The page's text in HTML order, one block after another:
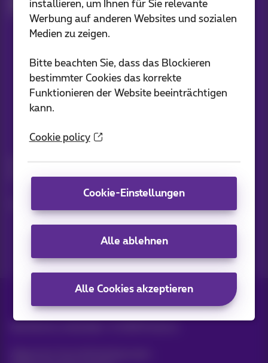
installieren, um Ihnen für Sie relevante
Werbung auf anderen Websites und sozialen
Medien zu zeigen.
Bitte beachten Sie, dass das Blockieren
bestimmter Cookies das korrekte
Funktionieren der Website beeinträchtigen
kann.
Cookie policy
Cookie-Einstellungen
Alle ablehnen
Alle Cookies akzeptieren
Die Zukunft kommt in Ihre Stadt
Unsere Anwendungen
Bleiben Sie informiert
Nachrichten, Angebote oder Werbeaktionen